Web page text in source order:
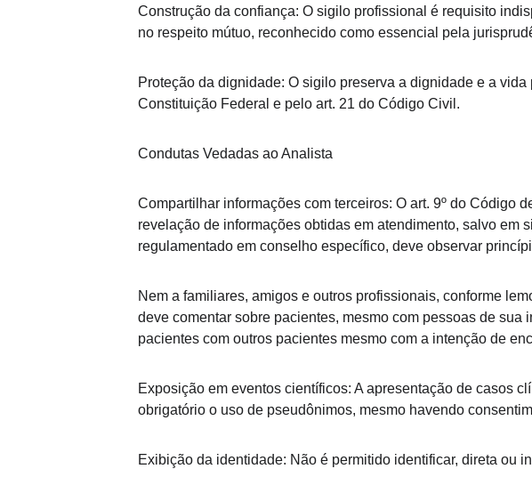
Construção da confiança: O sigilo profissional é requisito
no respeito mútuo, reconhecido como essencial pela
Proteção da dignidade: O sigilo preserva a dignidade e a
Constituição Federal e pelo art. 21 do Código Civil.
Condutas Vedadas ao Analista
Compartilhar informações com terceiros: O art. 9º do Código
revelação de informações obtidas em atendimento, salvo em
regulamentado em conselho específico, deve observar
Nem a familiares, amigos e outros profissionais, conforme
deve comentar sobre pacientes, mesmo com pessoas de
pacientes com outros pacientes mesmo com a intenção de
Exposição em eventos científicos: A apresentação de casos
obrigatório o uso de pseudônimos, mesmo havendo
Exibição da identidade: Não é permitido identificar, direta ou